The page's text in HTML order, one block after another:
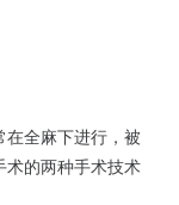
在全麻下进行，被
术的两种手术技术